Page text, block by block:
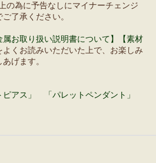
の為に予告なしにマイナーチェンジ
了承ください。
属お取り扱い説明書について】
【素材
よくお読みいただいた上で、お楽しみ
げます。
ピアス」 「パレットペンダント」